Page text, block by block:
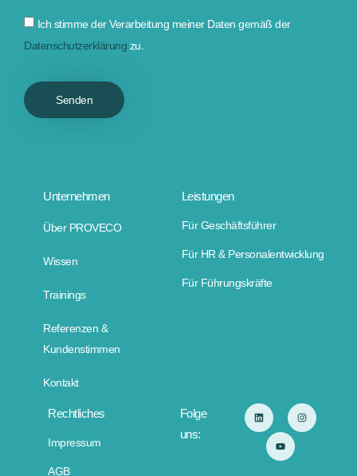
Ich stimme der Verarbeitung meiner Daten gemäß der
Datenschutzerklärung zu.
Senden
Unternehmen
Über PROVECO
Wissen
Trainings
Referenzen &
Kundenstimmen
Kontakt
Leistungen
Für Geschäftsführer
Für HR & Personalentwicklung
Für Führungskräfte
Rechtliches
Impressum
AGB
Folge
uns: